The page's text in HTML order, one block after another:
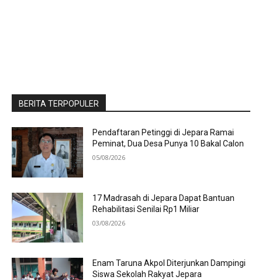
BERITA TERPOPULER
Pendaftaran Petinggi di Jepara Ramai
Peminat, Dua Desa Punya 10 Bakal Calon
05/08/2026
17 Madrasah di Jepara Dapat Bantuan
Rehabilitasi Senilai Rp1 Miliar
03/08/2026
Enam Taruna Akpol Diterjunkan Dampingi
Siswa Sekolah Rakyat Jepara